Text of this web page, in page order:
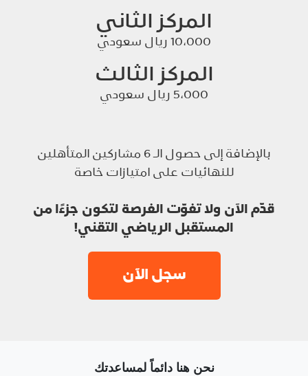
المركز الثاني
10،000 ريال سعودي
المركز الثالث
5،000 ريال سعودي
بالإضافة إلى حصول الـ 6 مشاركين المتأهلين
للنهائيات على امتيازات خاصة
قدّم الآن ولا تفوّت الفرصة لتكون جزءًا من
المستقبل الرياضي التقني!
سجل الآن
نحن هنا دائماً لمساعدتك